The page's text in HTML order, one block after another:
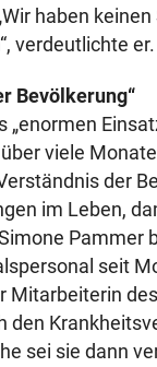
haben
verdeutlichte er.
Bevölkerung“
„enormen
viele
der
im Leben,
Pammer
seit
Mitarbeiterin
den
sei sie dann